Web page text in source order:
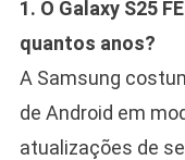
1. O Galaxy S25
quantos anos?
A Samsung
de Android em
atualizações de